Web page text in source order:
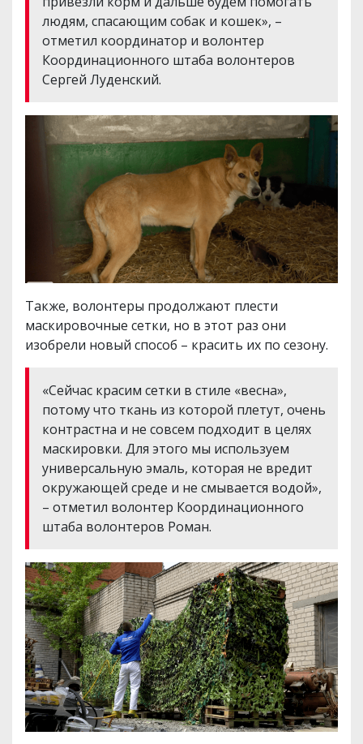
людям, спасающим собак и кошек», –
отметил координатор и волонтер
Координационного штаба волонтеров
Сергей Луденский.
Также, волонтеры продолжают плести
маскировочные сетки, но в этот раз они
изобрели новый способ – красить их по сезону.
«Сейчас красим сетки в стиле «весна»,
потому что ткань из которой плетут, очень
контрастна и не совсем подходит в целях
маскировки. Для этого мы используем
универсальную эмаль, которая не вредит
окружающей среде и не смывается водой»,
– отметил волонтер Координационного
штаба волонтеров Роман.